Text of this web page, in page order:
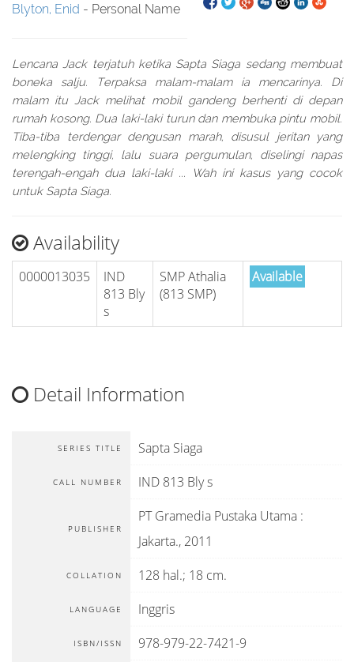
Blyton, Enid - Personal Name
Lencana Jack terjatuh ketika Sapta Siaga sedang membuat
boneka salju. Terpaksa malam-malam ia mencarinya. Di
malam itu Jack melihat mobil gandeng berhenti di depan
rumah kosong. Dua laki-laki turun dan membuka pintu mobil.
Tiba-tiba terdengar dengusan marah, disusul jeritan yang
melengking tinggi, lalu suara pergumulan, diselingi napas
terengah-engah dua laki-laki ... Wah ini kasus yang cocok
untuk Sapta Siaga.
Availability
0000013035
IND
813 Bly
s
SMP Athalia
(813 SMP)
Available
Detail Information
SERIES TITLE Sapta Siaga
CALL NUMBER IND 813 Bly s
PUBLISHER
PT Gramedia Pustaka Utama :
Jakarta., 2011
COLLATION 128 hal.; 18 cm.
LANGUAGE Inggris
ISBN/ISSN 978-979-22-7421-9